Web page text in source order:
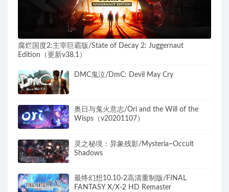
腐烂国度2:主宰巨霸版/State of Decay 2: Juggernaut
Edition（更新v38.1）
DMC鬼泣/DmC: Devil May Cry
奥日与鬼火意志/Ori and the Will of the
Wisps（v20201107）
灵之秘境：异象残影/Mysteria~Occult
Shadows
最终幻想10.10-2高清重制版/FINAL
FANTASY X/X-2 HD Remaster